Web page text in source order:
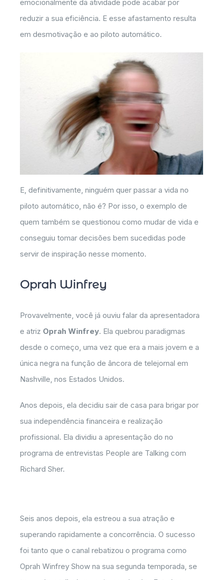
emocionalmente da atividade pode acabar por
reduzir a sua eficiência. E esse afastamento resulta
em desmotivação e ao piloto automático.
E, definitivamente, ninguém quer passar a vida no
piloto automático, não é? Por isso, o exemplo de
quem também se questionou como mudar de vida e
conseguiu tomar decisões bem sucedidas pode
servir de inspiração nesse momento.
Oprah Winfrey
Provavelmente, você já ouviu falar da apresentadora
e atriz Oprah Winfrey. Ela quebrou paradigmas
desde o começo, uma vez que era a mais jovem e a
única negra na função de âncora de telejornal em
Nashville, nos Estados Unidos.
Anos depois, ela decidiu sair de casa para brigar por
sua independência financeira e realização
profissional. Ela dividiu a apresentação do no
programa de entrevistas People are Talking com
Richard Sher.
Seis anos depois, ela estreou a sua atração e
superando rapidamente a concorrência. O sucesso
foi tanto que o canal rebatizou o programa como
Oprah Winfrey Show na sua segunda temporada, se